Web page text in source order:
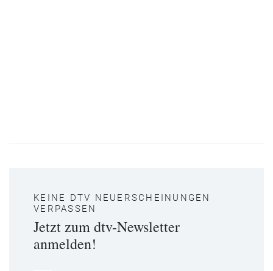
KEINE DTV NEUERSCHEINUNGEN
VERPASSEN
Jetzt zum dtv-Newsletter
anmelden!